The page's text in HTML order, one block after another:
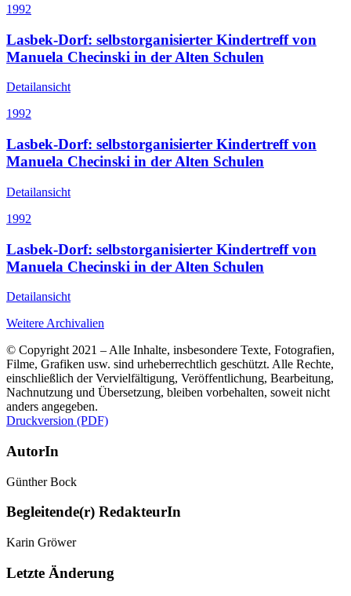
1992
Lasbek-Dorf: selbstorganisierter Kindertreff von
Manuela Checinski in der Alten Schulen
Detailansicht
1992
Lasbek-Dorf: selbstorganisierter Kindertreff von
Manuela Checinski in der Alten Schulen
Detailansicht
1992
Lasbek-Dorf: selbstorganisierter Kindertreff von
Manuela Checinski in der Alten Schulen
Detailansicht
Weitere Archivalien
© Copyright 2021 – Alle Inhalte, insbesondere Texte, Fotografien,
Filme, Grafiken usw. sind urheberrechtlich geschützt. Alle Rechte,
einschließlich der Vervielfältigung, Veröffentlichung, Bearbeitung,
Nachnutzung und Übersetzung, bleiben vorbehalten, soweit nicht
anders angegeben.
Druckversion (PDF)
AutorIn
Günther Bock
Begleitende(r) RedakteurIn
Karin Gröwer
Letzte Änderung